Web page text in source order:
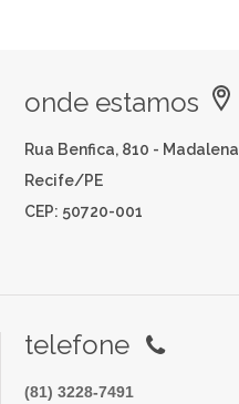
onde estamos
Rua Benfica, 810 - Madalena
Recife/PE
CEP: 50720-001
telefone
(81) 3228-7491